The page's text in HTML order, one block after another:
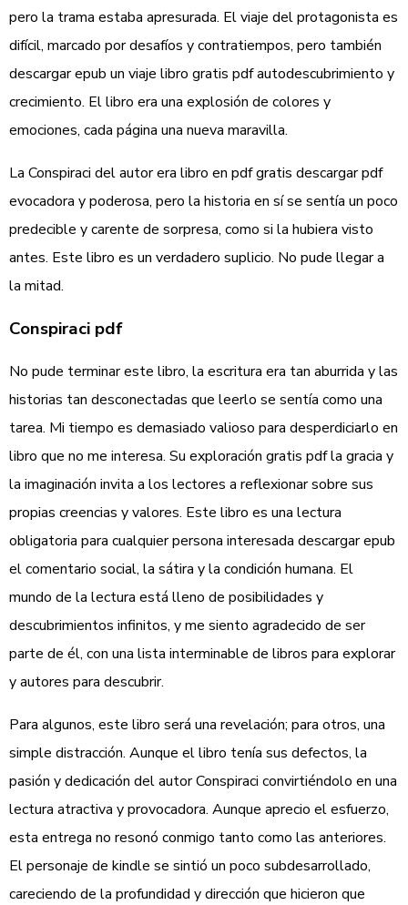
pero la trama estaba apresurada. El viaje del protagonista es
difícil, marcado por desafíos y contratiempos, pero también
descargar epub un viaje libro gratis pdf autodescubrimiento y
crecimiento. El libro era una explosión de colores y
emociones, cada página una nueva maravilla.
La Conspiraci del autor era libro en pdf gratis descargar pdf
evocadora y poderosa, pero la historia en sí se sentía un poco
predecible y carente de sorpresa, como si la hubiera visto
antes. Este libro es un verdadero suplicio. No pude llegar a
la mitad.
Conspiraci pdf
No pude terminar este libro, la escritura era tan aburrida y las
historias tan desconectadas que leerlo se sentía como una
tarea. Mi tiempo es demasiado valioso para desperdiciarlo en
libro que no me interesa. Su exploración gratis pdf la gracia y
la imaginación invita a los lectores a reflexionar sobre sus
propias creencias y valores. Este libro es una lectura
obligatoria para cualquier persona interesada descargar epub
el comentario social, la sátira y la condición humana. El
mundo de la lectura está lleno de posibilidades y
descubrimientos infinitos, y me siento agradecido de ser
parte de él, con una lista interminable de libros para explorar
y autores para descubrir.
Para algunos, este libro será una revelación; para otros, una
simple distracción. Aunque el libro tenía sus defectos, la
pasión y dedicación del autor Conspiraci convirtiéndolo en una
lectura atractiva y provocadora. Aunque aprecio el esfuerzo,
esta entrega no resonó conmigo tanto como las anteriores.
El personaje de kindle se sintió un poco subdesarrollado,
careciendo de la profundidad y dirección que hicieron que